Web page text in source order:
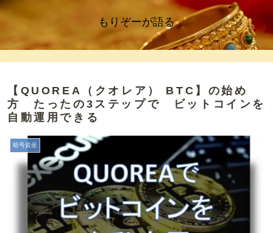
もりぞーが語る
【QUOREA（クオレア） BTC】の始め
方 たったの3ステップで ビットコインを
自動運用できる
暗号資産